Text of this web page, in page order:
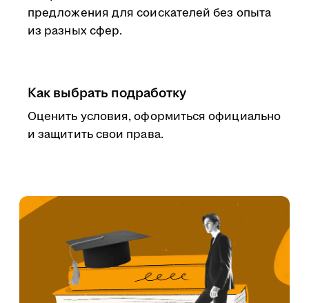
предложения для соискателей без опыта
из разных сфер.
Как выбрать подработку
Оценить условия, оформиться официально
и защитить свои права.